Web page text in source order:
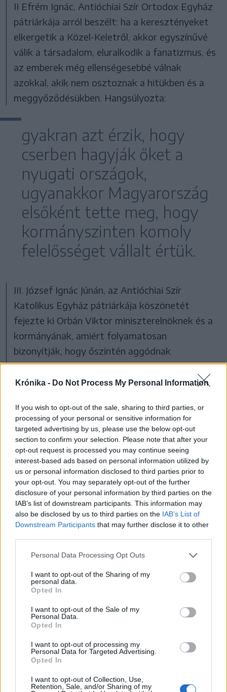
Krónika - Do Not Process My Personal Information
If you wish to opt-out of the sale, sharing to third parties, or
processing of your personal or sensitive information for
targeted advertising by us, please use the below opt-out
section to confirm your selection. Please note that after your
opt-out request is processed you may continue seeing
interest-based ads based on personal information utilized by
us or personal information disclosed to third parties prior to
your opt-out. You may separately opt-out of the further
disclosure of your personal information by third parties on the
IAB’s list of downstream participants. This information may
also be disclosed by us to third parties on the IAB’s List of
Downstream Participants that may further disclose it to other
Personal Data Processing Opt Outs
I want to opt-out of the Sharing of my
personal data.
Opted In
I want to opt-out of the Sale of my
Personal Data.
Opted In
I want to opt-out of processing my
Personal Data for Targeted Advertising.
Opted In
I want to opt-out of Collection, Use,
Retention, Sale, and/or Sharing of my
II Efrém Ignác, Antióchiai Szír Ortodox Egyház
pátriárkája arról beszélt: ha a keresztényeket
elkergetik a Közel-Keletről, akkor egyszínűvé
válik a társadalom, eluralkodik a fanatizmus, és
az emberek még ellenségesebbé válnak
azokkal, akik nem osztoznak a hitükben és a
meggyőződésükben. Hangsúlyozta:
gyakran azt érzik, hogy
cserben hagyják őket a
nyugati országok,
ugyanakkor Magyarország
elsőként tette meg, hogy
kormányszinten komoly
felelősséget vállalt értük.
III. József Ignác Júnán, az Antióchiai Szír
Katolikus Egyház pátriárkája köszönetét
fejezte ki Orbán Viktor miniszterelnöknek és a
kormányának, amiért folyamatosan
bizonyítják, hogy őszintén aggódnak
a keresztények életéért a Közel-Keleten.
Köszönetet mondott Ferenc pápának is, amiért
a keresztényüldözésre, de hiányolta az Európai
Unió, az Egyesült Államok, Kanada,
Oroszország, Kína és az ENSZ segítségét, és
úgy vélte, cserben hagyták azt az ősi
civilizációt, amely alapján létrejött az
európai kereszténykultúra.
Segítség a visszaköltözéshez
Az eseményen beszédet mondott Orbán